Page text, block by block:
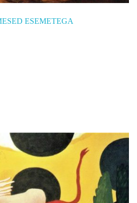
ESEMETEGA